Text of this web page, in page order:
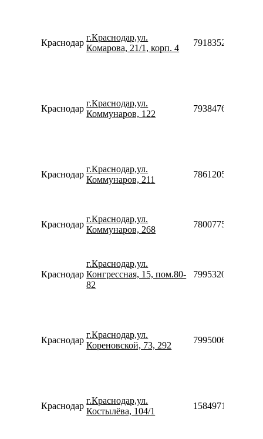
Краснодар
г.Краснодар,ул.
Комарова, 21/1, корп. 4
79183520970
Краснодар
г.Краснодар,ул.
Коммунаров, 122
Краснодар
г.Краснодар,ул.
Коммунаров, 211
78612054610
Краснодар
г.Краснодар,ул.
Коммунаров, 268
78007753553
Краснодар
г.Краснодар,ул.
Конгрессная, 15, пом.80-
82
79953200595
Краснодар
г.Краснодар,ул.
Кореновской, 73, 292
79950068586
Краснодар
г.Краснодар,ул.
Костылёва, 104/1
158497131212